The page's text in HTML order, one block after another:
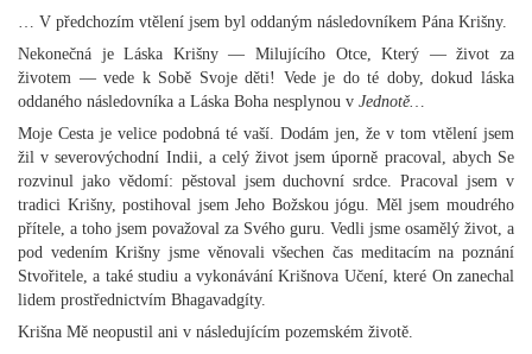
… V předchozím vtělení jsem byl oddaným následovníkem Pána Krišny.
Nekonečná je Láska Krišny — Milujícího Otce, Který — život za
životem — vede k Sobě Svoje děti! Vede je do té doby, dokud láska
oddaného následovníka a Láska Boha nesplynou v Jednotě…
Moje Cesta je velice podobná té vaší. Dodám jen, že v tom vtělení jsem
žil v severovýchodní Indii, a celý život jsem úporně pracoval, abych Se
rozvinul jako vědomí: pěstoval jsem duchovní srdce. Pracoval jsem v
tradici Krišny, postihoval jsem Jeho Božskou jógu. Měl jsem moudrého
přítele, a toho jsem považoval za Svého guru. Vedli jsme osamělý život, a
pod vedením Krišny jsme věnovali všechen čas meditacím na poznání
Stvořitele, a také studiu a vykonávání Krišnova Učení, které On zanechal
lidem prostřednictvím Bhagavadgíty.
Krišna Mě neopustil ani v následujícím pozemském životě.